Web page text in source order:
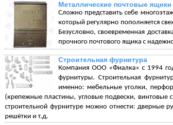
Металлические почтовые ящики
Сложно представить себе
который регулярно пополняется
Безусловно, своевременная
прочного почтового ящика с
Строительная фурнитура
Компания ООО «Фиалка» с 1994
фурнитуры. Строительная
именно: мебельные уголки,
(крепежные пластины, угловые подвески,
строительной фурнитуре можно отнести: дверные
решётки и т.д.